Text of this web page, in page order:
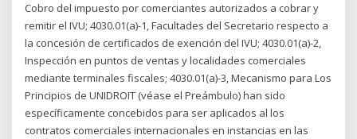
Cobro del impuesto por comerciantes autorizados a cobrar y
remitir el IVU; 4030.01(a)-1, Facultades del Secretario respecto a
la concesión de certificados de exención del IVU; 4030.01(a)-2,
Inspección en puntos de ventas y localidades comerciales
mediante terminales fiscales; 4030.01(a)-3, Mecanismo para Los
Principios de UNIDROIT (véase el Preámbulo) han sido
específicamente concebidos para ser aplicados al los
contratos comerciales internacionales en instancias en las